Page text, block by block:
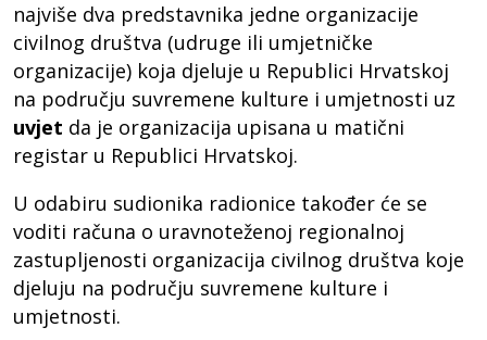
najviše dva predstavnika jedne organizacije
civilnog društva (udruge ili umjetničke
organizacije) koja djeluje u Republici Hrvatskoj
na području suvremene kulture i umjetnosti uz
uvjet da je organizacija upisana u matični
registar u Republici Hrvatskoj.
U odabiru sudionika radionice također će se
voditi računa o uravnoteženoj regionalnoj
zastupljenosti organizacija civilnog društva koje
djeluju na području suvremene kulture i
umjetnosti.